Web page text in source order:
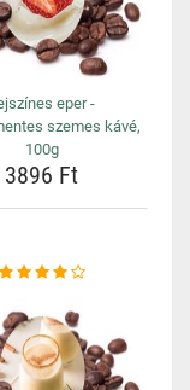
eper -
szemes kávé,
100g
3896 Ft